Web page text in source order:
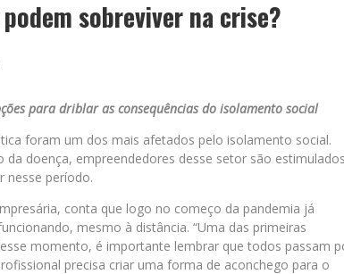
sobreviver na crise?
para driblar as consequências do isolamento social
foram um dos mais afetados pelo isolamento social.
doença, empreendedores desse setor são
nesse período.
conta que logo no começo da pandemia já
mesmo à distância. “Uma das primeiras
momento, é importante lembrar que todos passam
precisa criar uma forma de aconchego para o